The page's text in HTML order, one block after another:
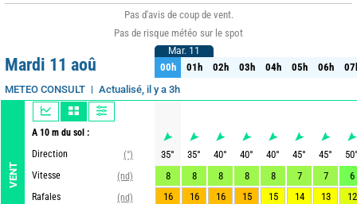
Pas d'avis de coup de vent.
Pas de risque météo sur le spot
Mardi 11 aoû
METEO CONSULT Actualisé, il y a 3h
VENT
A 10 m du sol :
Direction
(°)
Vitesse
(nd)
Rafales
(nd)
Mar. 11
00h 01h 02h 03h 04h 05h 06h
Mar. 11
00h 01h 02h 03h 04h 05h 06h
35° 35° 40° 40° 40° 45° 45° 50
8
8 8 8 8 7 7
6
16
16 16 15 15 14 13 12